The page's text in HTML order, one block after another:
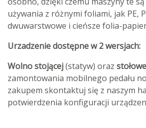
używania z różnymi foliami, jak PE,
dwuwarstwowe i cieńsze folia-
Urzadzenie dostępne w 2 wersjach:
Wolno stojącej(statyw) oraz
zamontowania mobilnego pedału
zakupem skontaktuj się z naszym
potwierdzenia konfiguracji